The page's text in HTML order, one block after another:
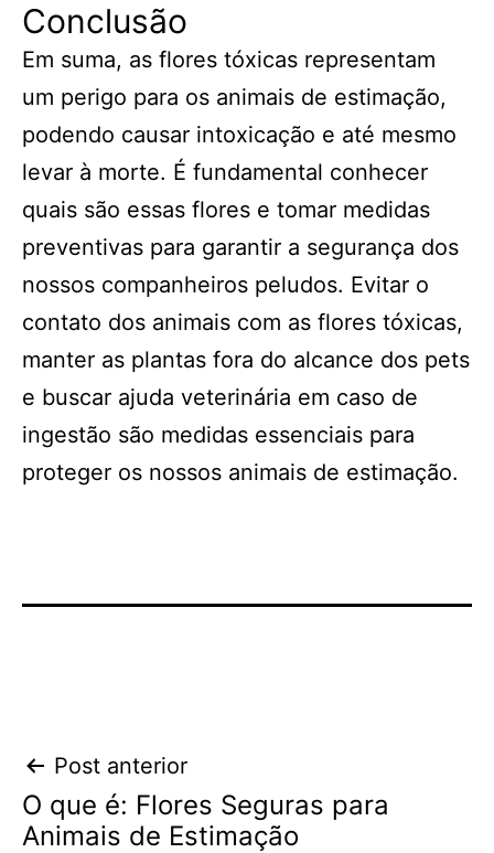
Conclusão
Em suma, as flores tóxicas representam
um perigo para os animais de estimação,
podendo causar intoxicação e até mesmo
levar à morte. É fundamental conhecer
quais são essas flores e tomar medidas
preventivas para garantir a segurança dos
nossos companheiros peludos. Evitar o
contato dos animais com as flores tóxicas,
manter as plantas fora do alcance dos pets
e buscar ajuda veterinária em caso de
ingestão são medidas essenciais para
proteger os nossos animais de estimação.
Navegação
de
Post anterior
O que é: Flores Seguras para
Animais de Estimação